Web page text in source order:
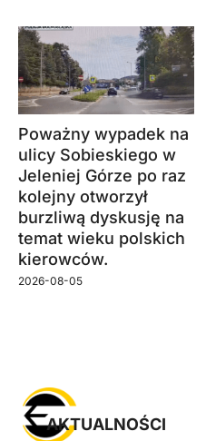
Poważny wypadek na
ulicy Sobieskiego w
Jeleniej Górze po raz
kolejny otworzył
burzliwą dyskusję na
temat wieku polskich
kierowców.
2026-08-05
AKTUALNOŚCI